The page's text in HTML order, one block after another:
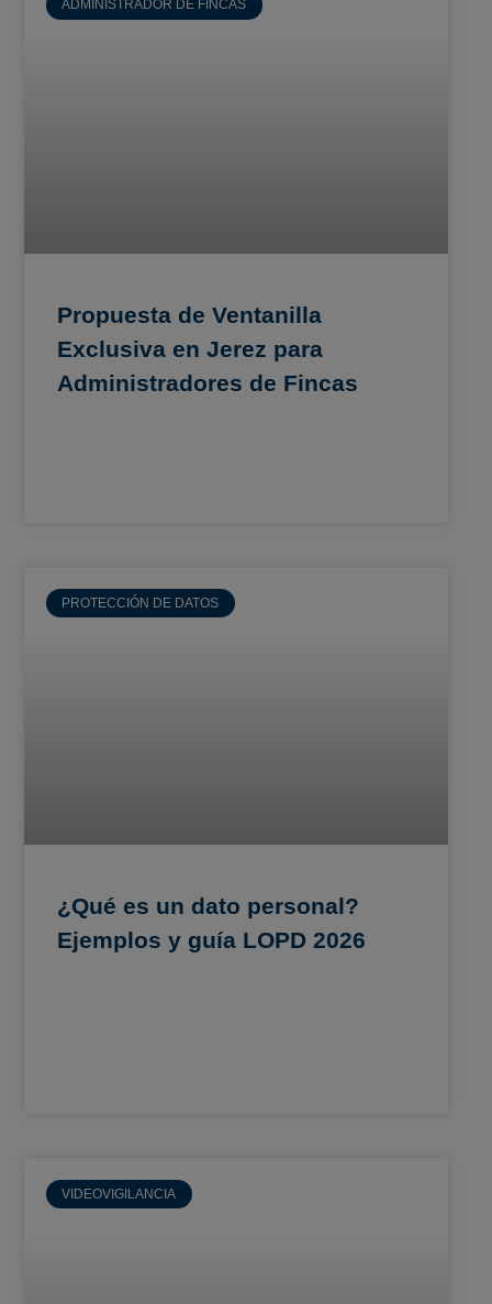
ADMINISTRADOR DE FINCAS
Propuesta de Ventanilla
Exclusiva en Jerez para
Administradores de Fincas
PROTECCIÓN DE DATOS
¿Qué es un dato personal?
Ejemplos y guía LOPD 2026
VIDEOVIGILANCIA